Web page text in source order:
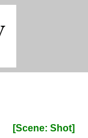
[Scene: Shot]